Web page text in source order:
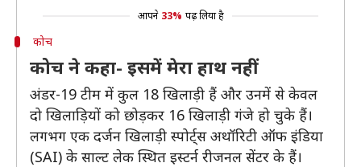
आपने 33% पढ़ लिया है
कोच
कोच ने कहा- इसमें मेरा हाथ नहीं
अंडर-19 टीम में कुल 18 खिलाड़ी हैं और उनमें से केवल
दो खिलाड़ियों को छोड़कर 16 खिलाड़ी गंजे हो चुके हैं।
लगभग एक दर्जन खिलाड़ी स्पोर्ट्स अथॉरिटी ऑफ इंडिया
(SAI) के साल्ट लेक स्थित इस्टर्न रीजनल सेंटर के हैं।